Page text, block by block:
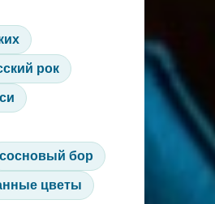
рок
сосновый бор
цветы